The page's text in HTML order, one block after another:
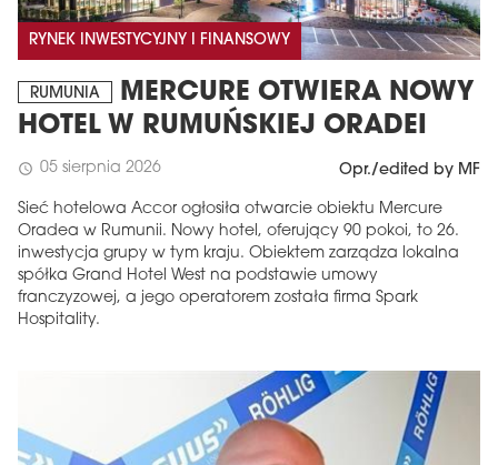
RYNEK INWESTYCYJNY I FINANSOWY
RUMUNIA
MERCURE OTWIERA NOWY
HOTEL W RUMUŃSKIEJ ORADEI
schedule 05 sierpnia 2026 Opr./edited by MF
Sieć hotelowa Accor ogłosiła otwarcie obiektu Mercure
Oradea w Rumunii. Nowy hotel, oferujący 90 pokoi, to 26.
inwestycja grupy w tym kraju. Obiektem zarządza lokalna
spółka Grand Hotel West na podstawie umowy
franczyzowej, a jego operatorem została firma Spark
Hospitality.